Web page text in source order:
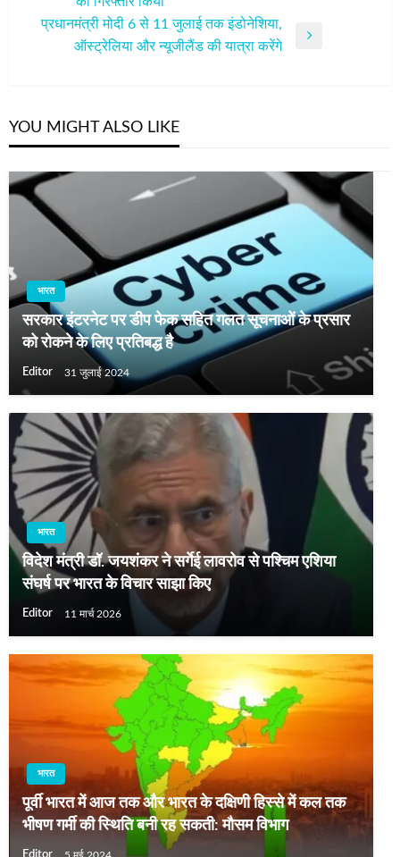
प्रधानमंत्री मोदी 6 से 11 जुलाई तक इंडोनेशिया,
ऑस्ट्रेलिया और न्यूजीलैंड की यात्रा करेंगे
YOU MIGHT ALSO LIKE
भारत
सरकार इंटरनेट पर डीप फेक सहित गलत सूचनाओं के प्रसार
को रोकने के लिए प्रतिबद्ध है
Editor 31 जुलाई 2024
भारत
विदेश मंत्री डॉ. जयशंकर ने सर्गेई लावरोव से पश्चिम एशिया
संघर्ष पर भारत के विचार साझा किए
Editor 11 मार्च 2026
भारत
पूर्वी भारत में आज तक और भारत के दक्षिणी हिस्‍से में कल तक
भीषण गर्मी की स्थिति बनी रह सकती: मौसम विभाग
5 मई 2024